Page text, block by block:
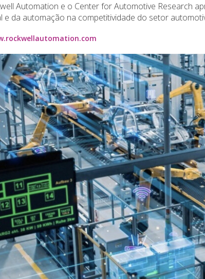
Automation e o Center for Automotive Research
e da automação na competitividade do setor